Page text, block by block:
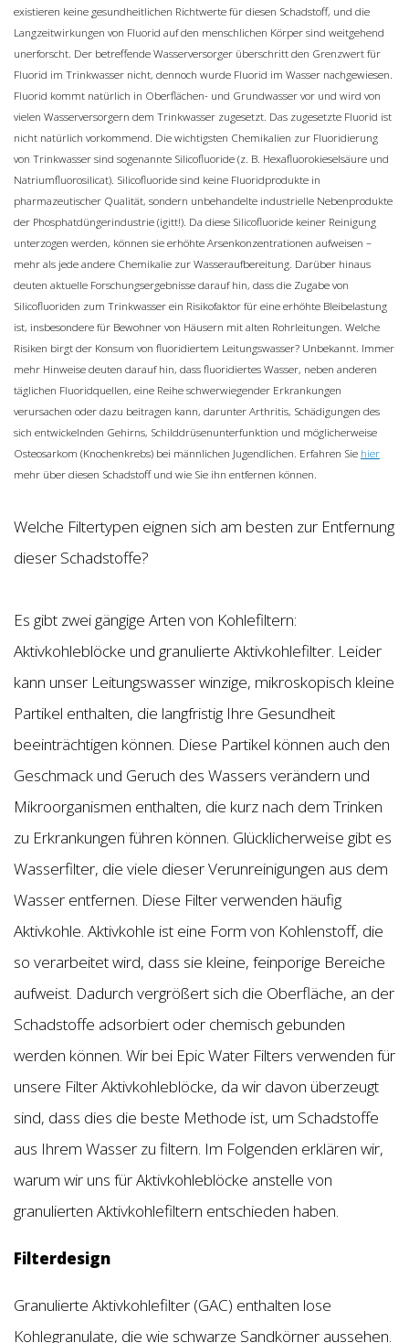
existieren keine gesundheitlichen Richtwerte für diesen Schadstoff, und die
Langzeitwirkungen von Fluorid auf den menschlichen Körper sind weitgehend
unerforscht. Der betreffende Wasserversorger überschritt den Grenzwert für
Fluorid im Trinkwasser nicht, dennoch wurde Fluorid im Wasser nachgewiesen.
Fluorid kommt natürlich in Oberflächen- und Grundwasser vor und wird von
vielen Wasserversorgern dem Trinkwasser zugesetzt. Das zugesetzte Fluorid ist
nicht natürlich vorkommend. Die wichtigsten Chemikalien zur Fluoridierung
von Trinkwasser sind sogenannte Silicofluoride (z. B. Hexafluorokieselsäure und
Natriumfluorosilicat). Silicofluoride sind keine Fluoridprodukte in
pharmazeutischer Qualität, sondern unbehandelte industrielle Nebenprodukte
der Phosphatdüngerindustrie (igitt!). Da diese Silicofluoride keiner Reinigung
unterzogen werden, können sie erhöhte Arsenkonzentrationen aufweisen –
mehr als jede andere Chemikalie zur Wasseraufbereitung. Darüber hinaus
deuten aktuelle Forschungsergebnisse darauf hin, dass die Zugabe von
Silicofluoriden zum Trinkwasser ein Risikofaktor für eine erhöhte Bleibelastung
ist, insbesondere für Bewohner von Häusern mit alten Rohrleitungen. Welche
Risiken birgt der Konsum von fluoridiertem Leitungswasser? Unbekannt. Immer
mehr Hinweise deuten darauf hin, dass fluoridiertes Wasser, neben anderen
täglichen Fluoridquellen, eine Reihe schwerwiegender Erkrankungen
verursachen oder dazu beitragen kann, darunter Arthritis, Schädigungen des
sich entwickelnden Gehirns, Schilddrüsenunterfunktion und möglicherweise
Osteosarkom (Knochenkrebs) bei männlichen Jugendlichen. Erfahren Sie hier
mehr über diesen Schadstoff und wie Sie ihn entfernen können.
Welche Filtertypen eignen sich am besten zur Entfernung
dieser Schadstoffe?
Es gibt zwei gängige Arten von Kohlefiltern:
Aktivkohleblöcke und granulierte Aktivkohlefilter. Leider
kann unser Leitungswasser winzige, mikroskopisch kleine
Partikel enthalten, die langfristig Ihre Gesundheit
beeinträchtigen können. Diese Partikel können auch den
Geschmack und Geruch des Wassers verändern und
Mikroorganismen enthalten, die kurz nach dem Trinken
zu Erkrankungen führen können. Glücklicherweise gibt es
Wasserfilter, die viele dieser Verunreinigungen aus dem
Wasser entfernen. Diese Filter verwenden häufig
Aktivkohle. Aktivkohle ist eine Form von Kohlenstoff, die
so verarbeitet wird, dass sie kleine, feinporige Bereiche
aufweist. Dadurch vergrößert sich die Oberfläche, an der
Schadstoffe adsorbiert oder chemisch gebunden
werden können. Wir bei Epic Water Filters verwenden für
unsere Filter Aktivkohleblöcke, da wir davon überzeugt
sind, dass dies die beste Methode ist, um Schadstoffe
aus Ihrem Wasser zu filtern. Im Folgenden erklären wir,
warum wir uns für Aktivkohleblöcke anstelle von
granulierten Aktivkohlefiltern entschieden haben.
Filterdesign
Granulierte Aktivkohlefilter (GAC) enthalten lose
Kohlegranulate, die wie schwarze Sandkörner aussehen.